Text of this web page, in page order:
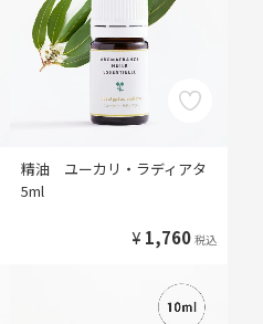
精油 ユーカリ・ラディアタ
5ml
¥ 1,760 税込